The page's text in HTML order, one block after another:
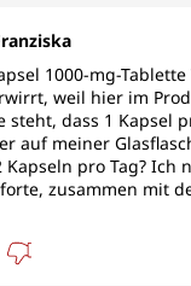
1000-mg-
weil hier im
steht, dass 1 Kapsel
auf meiner
pro Tag? Ich
zusammen mit